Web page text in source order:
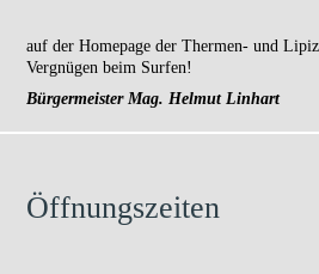
auf der Homepage der Thermen- und
Vergnügen beim Surfen!
Bürgermeister Mag. Helmut Linhart
Öffnungszeiten